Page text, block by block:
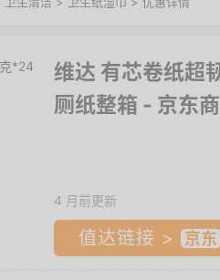
维达 有芯卷纸超
厕纸整箱 - 京东
4 月前更新
值达链接 >